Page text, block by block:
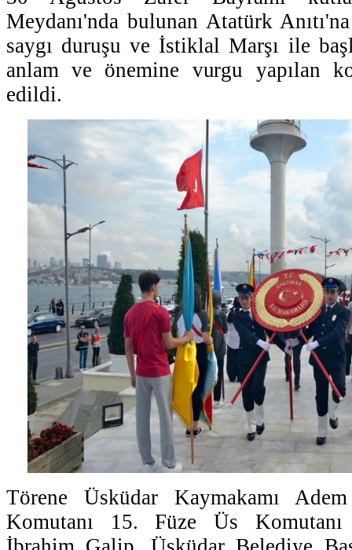
Meydanı'nda bulunan Atatürk
saygı duruşu ve İstiklal Marşı ile
anlam ve önemine vurgu yapılan
edildi.
Törene Üsküdar Kaymakamı
Komutanı 15. Füze Üs Komutanı